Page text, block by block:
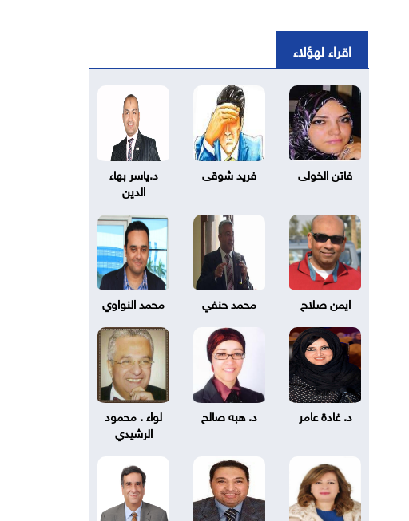
اقراء لهؤلاء
فاتن الخولى فريد شوقى
د.ياسر بهاء
الدين
ايمن صلاح محمد حنفي محمد النواوي
د. غادة عامر د. هبه صالح
لواء . محمود
الرشيدي